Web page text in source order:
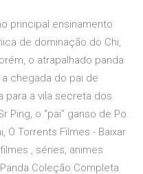
principal ensinamento
de dominação do Chi,
o atrapalhado panda
chegada do pai de
para a vila secreta dos
Ping, o “pai” ganso de Po.
O Torrents Filmes - Baixar
, séries, animes
Coleção Completa